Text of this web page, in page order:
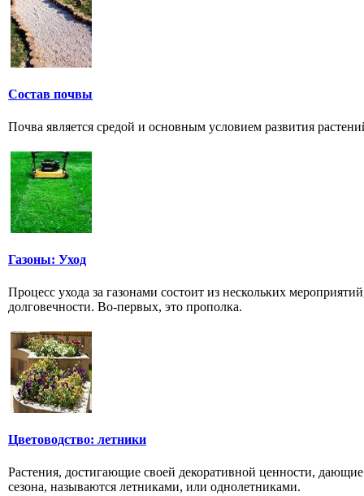
Состав почвы
Почва является средой и основным условием развития
Газоны: Уход
Процесс ухода за газонами состоит из нескольких
долговечности. Во-первых, это прополка.
Цветоводство: летники
Растения, достигающие своей декоративной ценности,
сезона, называются летниками, или однолетниками.